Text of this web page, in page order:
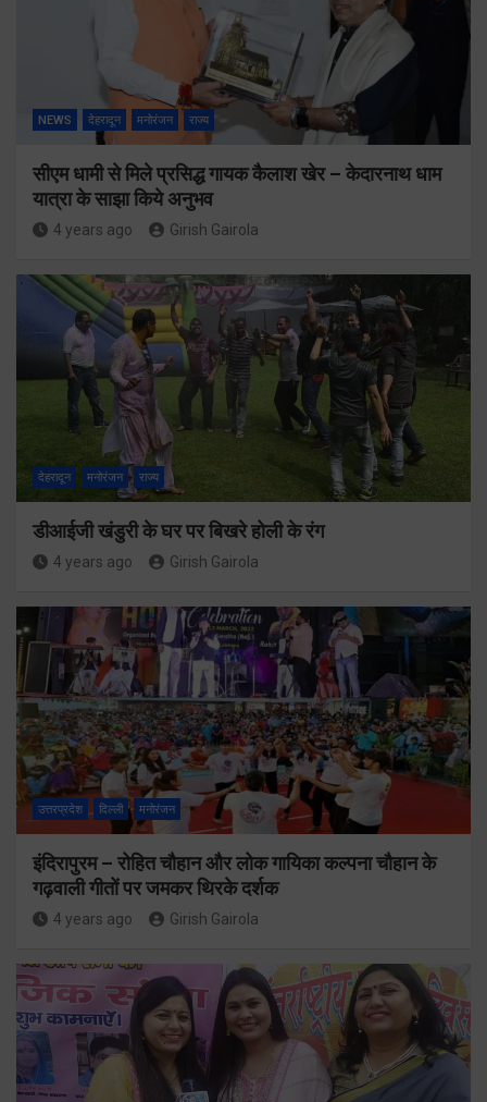
NEWS देहरादून मनोरंजन राज्य
सीएम धामी से मिले प्रसिद्ध गायक कैलाश खेर – केदारनाथ धाम
यात्रा के साझा किये अनुभव
4 years ago Girish Gairola
देहरादून मनोरंजन राज्य
डीआईजी खंडुरी के घर पर बिखरे होली के रंग
4 years ago Girish Gairola
उत्तरप्रदेश दिल्ली मनोरंजन
इंदिरापुरम – रोहित चौहान और लोक गायिका कल्पना चौहान के
गढ़वाली गीतों पर जमकर थिरके दर्शक
4 years ago Girish Gairola